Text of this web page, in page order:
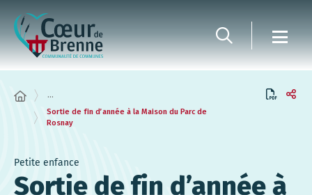
...
Sortie de fin d’année à la Maison du Parc de
Rosnay
Petite enfance
Sortie de fin d’année à